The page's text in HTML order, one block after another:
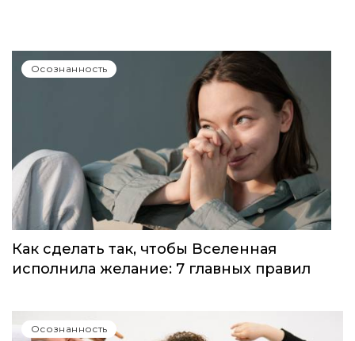
Осознанность
Как сделать так, чтобы Вселенная
исполнила желание: 7 главных правил
Осознанность